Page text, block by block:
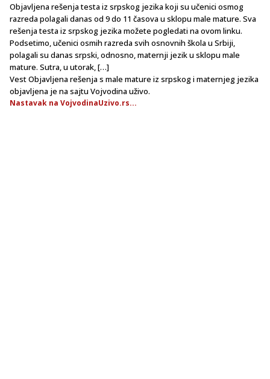
Objavljena rešenja testa iz srpskog jezika koji su učenici osmog
razreda polagali danas od 9 do 11 časova u sklopu male mature. Sva
rešenja testa iz srpskog jezika možete pogledati na ovom linku.
Podsetimo, učenici osmih razreda svih osnovnih škola u Srbiji,
polagali su danas srpski, odnosno, maternji jezik u sklopu male
mature. Sutra, u utorak, […]
Vest Objavljena rešenja s male mature iz srpskog i maternjeg jezika
objavljena je na sajtu Vojvodina uživo.
Nastavak na VojvodinaUzivo.rs...